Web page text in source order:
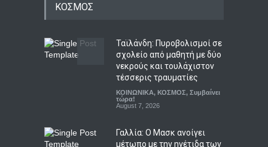
ΚΟΣΜΟΣ,ΠΟΛΙΤΙΚΗ,Συμβαίνει
τώρα!
August 7, 2026
Κατρίνης: Προβληματική η
κυβερνητική αδράνεια
απέναντι στο ρευστό
ΠΟΛΙΤΙΚΗ, Συμβαίνει τώρα!
August 7, 2026
ΚΟΣΜΟΣ
Ταϊλάνδη: Πυροβολισμοί σε
σχολείο από μαθητή με δύο
νεκρούς και τουλάχιστον
τέσσερις τραυματίες
ΚΟΙΝΩΝΙΚΑ, ΚΟΣΜΟΣ, Συμβαίνει
τώρα!
August 7, 2026
Γαλλία: Ο Μασκ ανοίγει
μέτωπο με την ηγέτιδα των